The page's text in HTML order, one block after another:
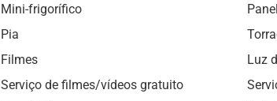
Mini-frigorífico
Pia
Filmes
Luz
Serviço de filmes/vídeos gratuito